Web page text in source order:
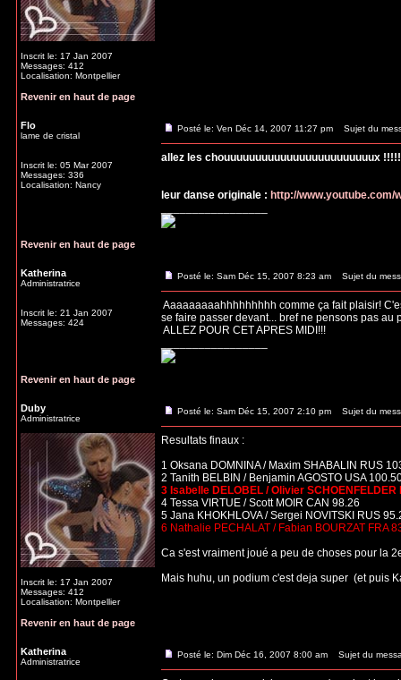
Inscrit le: 17 Jan 2007
Messages: 412
Localisation: Montpellier
Revenir en haut de page
Flo
lame de cristal
Inscrit le: 05 Mar 2007
Messages: 336
Localisation: Nancy
Posté le: Ven Déc 14, 2007 11:27 pm Sujet du
allez les chouuuuuuuuuuuuuuuuuuuuuuuux
leur danse originale : http://www.youtube.com/
Revenir en haut de page
Katherina
Administratrice
Inscrit le: 21 Jan 2007
Messages: 424
Posté le: Sam Déc 15, 2007 8:23 am Sujet du
Aaaaaaaaahhhhhhhhh comme ça fait plaisir!
se faire passer devant... bref ne pensons pas au
ALLEZ POUR CET APRES MIDI!!!
Revenir en haut de page
Duby
Administratrice
Inscrit le: 17 Jan 2007
Messages: 412
Localisation: Montpellier
Posté le: Sam Déc 15, 2007 2:10 pm Sujet du
Resultats finaux :
1 Oksana DOMNINA / Maxim SHABALIN RUS
2 Tanith BELBIN / Benjamin AGOSTO USA
3 Isabelle DELOBEL / Olivier SCHOENFELDER
4 Tessa VIRTUE / Scott MOIR CAN 98.26
5 Jana KHOKHLOVA / Sergei NOVITSKI RUS
6 Nathalie PECHALAT / Fabian BOURZAT FRA
Ca s'est vraiment joué a peu de choses pour la
Mais huhu, un podium c'est deja super (et puis
Revenir en haut de page
Katherina
Administratrice
Posté le: Dim Déc 16, 2007 8:00 am Sujet du